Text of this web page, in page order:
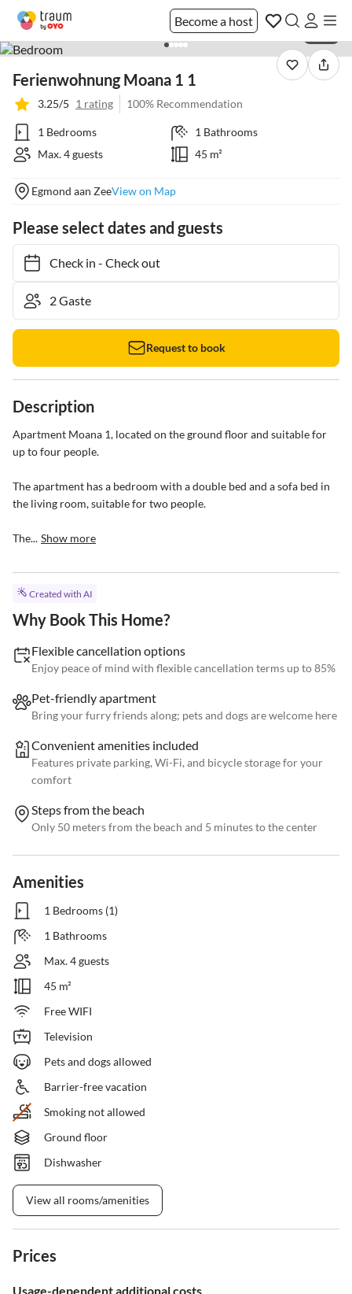
Become a host
Ferienwohnung Moana 1 1
3.25/5 1 rating 100% Recommendation
1 Bedrooms
1 Bathrooms
Max. 4 guests
45 m²
Egmond aan ZeeView on Map
Please select dates and guests
Check in- Check out
Request to book
Description
Apartment Moana 1, located on the ground floor and suitable for
up to four people.
The apartment has a bedroom with a double bed and a sofa bed in
the living room, suitable for two people.
The... Show more
Created with AI
Why Book This Home?
Flexible cancellation options
Enjoy peace of mind with flexible cancellation terms up to 85%
Pet-friendly apartment
Bring your furry friends along; pets and dogs are welcome here
Convenient amenities included
Features private parking, Wi-Fi, and bicycle storage for your
comfort
Steps from the beach
Only 50 meters from the beach and 5 minutes to the center
Amenities
1 Bedrooms (1)
1 Bathrooms
Max. 4 guests
45 m²
Free WIFI
Television
Pets and dogs allowed
Barrier-free vacation
Smoking not allowed
Ground floor
Dishwasher
View all rooms/amenities
Prices
Usage-dependent additional costs